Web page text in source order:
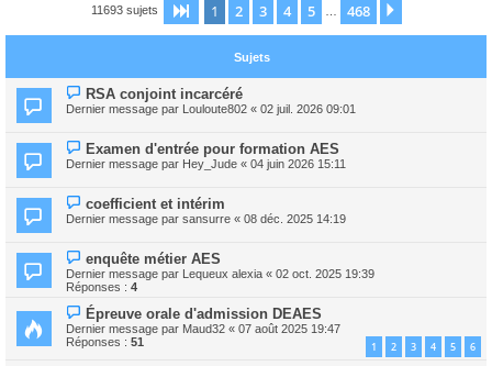
11693 sujets Page 1sur468
1 2 3 4 5 468
Sujets
RSA conjoint incarcéré
Dernier message par Louloute802 « 02 juil. 2026 09:01
Examen d'entrée pour formation AES
Dernier message par Hey_Jude « 04 juin 2026 15:11
coefficient et intérim
Dernier message par sansurre « 08 déc. 2025 14:19
enquête métier AES
Dernier message par Lequeux alexia « 02 oct. 2025 19:39
Réponses : 4
Épreuve orale d'admission DEAES
Dernier message par Maud32 « 07 août 2025 19:47
Réponses : 51 1 2 3 4 5 6